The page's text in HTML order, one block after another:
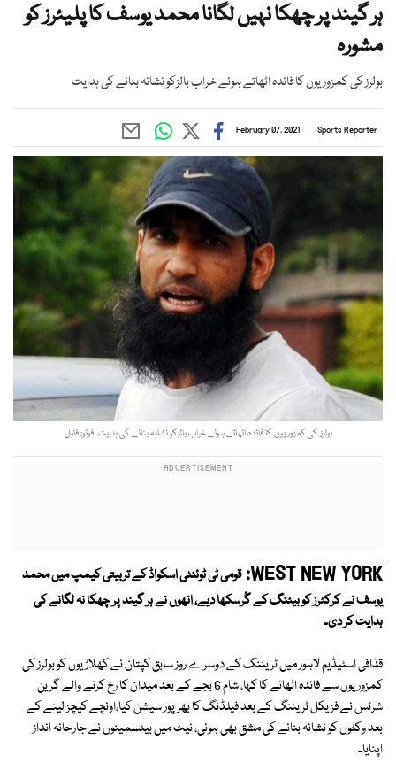
ہر گیند پر چھکا نہیں لگانا محمد یوسف کا پلیئرز کو
مشورہ
بولرز کی کمزوریوں کا فائدہ اٹھاتے ہوئے خراب بالزکو نشانہ بنانے کی ہدایت
Sports Reporter
February 07, 2021
بولرز کی کمزوریوں کا فائدہ اٹھاتے ہوئے خراب بالزکو نشانہ بنانے کی ہدایت۔ فوٹو: فائل
WEST NEW YORK: قومی ٹی ٹوئنٹی اسکواڈ کے تربیتی کیمپ میں محمد
یوسف نے کرکٹرز کو بیٹنگ کے گْرسکھا دیے، انھوں نے ہر گیند پر چھکا نہ لگانے کی
ہدایت کر دی۔
قذافی اسٹیڈیم لاہور میں ٹریننگ کے دوسرے روز سابق کپتان نے کھلاڑیوں کو بولرز کی
کمزوریوں سے فائدہ اٹھانے کا کہا، شام 6 بجے کے بعد میدان کا رخ کرنے والے گرین
شرٹس نے فزیکل ٹریننگ کے بعد فیلڈنگ کا بھرپور سیشن کیا،اونچے کیچز لینے کے
بعد وکٹوں کو نشانہ بنانے کی مشق بھی ہوئی، نیٹ میں بیٹسمینوں نے جارحانہ انداز
اپنایا۔